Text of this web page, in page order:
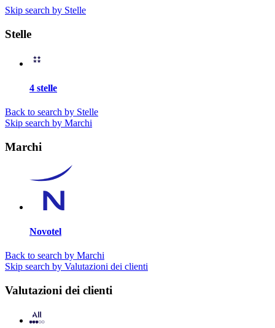
Skip search by Stelle
Stelle
4 stelle
Back to search by Stelle
Skip search by Marchi
Marchi
Novotel
Back to search by Marchi
Skip search by Valutazioni dei clienti
Valutazioni dei clienti